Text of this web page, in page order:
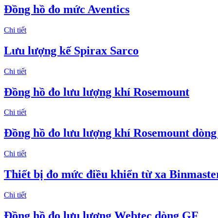
Đồng hồ đo mức Aventics
Chi tiết
Lưu lượng kế Spirax Sarco
Chi tiết
Đồng hồ đo lưu lượng khí Rosemount
Chi tiết
Đồng hồ đo lưu lượng khí Rosemount dòng
Chi tiết
Thiết bị đo mức điều khiển từ xa
Chi tiết